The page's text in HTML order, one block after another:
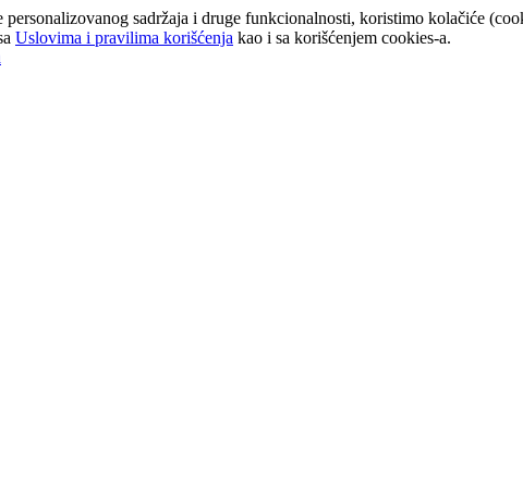
sadržaja i druge funkcionalnosti, koristimo kolačiće
Uslovima i pravilima korišćenja kao i sa korišćenjem cookies-a.